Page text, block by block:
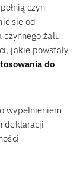
czyn
się od
żalu
jakie powstały
do
wypełnieniem
deklaracji